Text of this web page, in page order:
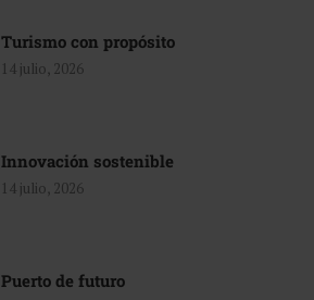
Turismo con propósito
14 julio, 2026
Innovación sostenible
14 julio, 2026
Puerto de futuro